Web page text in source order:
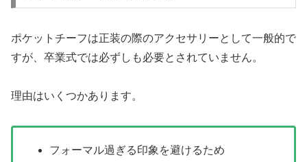
ポケットチーフは正装の際のアクセサリーとして一般的で
すが、卒業式では必ずしも必要とされていません。
理由はいくつかあります。
フォーマル過ぎる印象を避けるため